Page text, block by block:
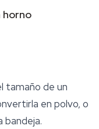
horno
tamaño de un
en polvo, o
bandeja.